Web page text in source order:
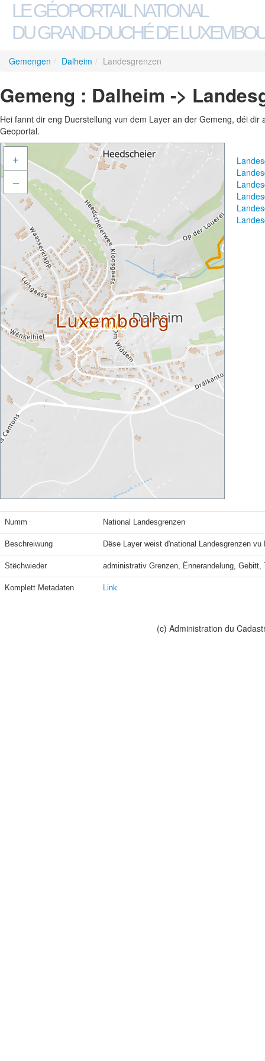
LE GÉOPORTAIL NATIONAL
DU GRAND-DUCHÉ DE
Gemengen / Dalheim / Landesgrenzen
Gemeng : Dalheim ->
Hei fannt dir eng Duerstellung vun dem Layer an der Gemeng, déi
Geoportal.
+
–
Numm National Landesgrenzen
Beschreiwung Dëse Layer weist d'national Landesgrenzen vu
Stëchwieder administrativ Grenzen, Ënnerandelung, Gebitt,
Komplett Metadaten Link
(c) Administration du